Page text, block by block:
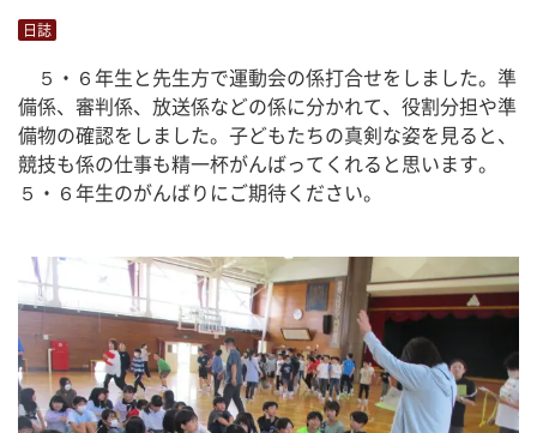
日誌
５・６年生と先生方で運動会の係打合せをしました。準
備係、審判係、放送係などの係に分かれて、役割分担や準
備物の確認をしました。子どもたちの真剣な姿を見ると、
競技も係の仕事も精一杯がんばってくれると思います。
５・６年生のがんばりにご期待ください。